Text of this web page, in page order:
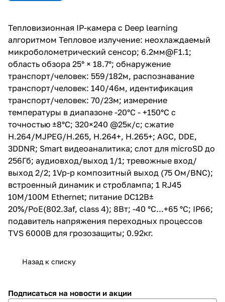
- +150°C с точностью ±8°C;
320×240 @25к/с; сжатие
H.264/MJPEG/H.265, H.264+,
H.265+; AGC, DDE, 3DDNR; Smart
видеоаналитика; слот для
microSD до 256Гб; аудиовход/
выход 1/1; тревожные вход/
выход 2/2; 1Vp-p композитный
выход (75 Ом/BNC); встроенный
динамик и строблампа; 1 RJ45
10M/100M Ethernet; питание
DC12В± 20%/PoE(802.3af, class
4); 8Вт; -40 °C...+65 °C; IP66;
подавитель напряжения
переходных процессов TVS
6000B для грозозащиты; 0.92кг.
Тепловизионная IP-камера с Deep learning
алгоритмом Тепловое излучение: неохлаждаемый
микроболометрический сенсор; 6.2мм@F1.1;
область обзора 25° × 18.7°; обнаружение
транспорт/человек: 559/182м, распознавание
транспорт/человек: 140/46м, идентификация
транспорт/человек: 70/23м; измерение
температуры в диапазоне -20°C - +150°C с
точностью ±8°C; 320×240 @25к/с; сжатие
H.264/MJPEG/H.265, H.264+, H.265+; AGC, DDE,
3DDNR; Smart видеоаналитика; слот для microSD до
256Гб; аудиовход/выход 1/1; тревожные вход/
выход 2/2; 1Vp-p композитный выход (75 Ом/BNC);
встроенный динамик и строблампа; 1 RJ45
10M/100M Ethernet; питание DC12В±
20%/PoE(802.3af, class 4); 8Вт; -40 °C...+65 °C; IP66;
подавитель напряжения переходных процессов
TVS 6000B для грозозащиты; 0.92кг.
Назад к списку
Подписаться на новости и акции